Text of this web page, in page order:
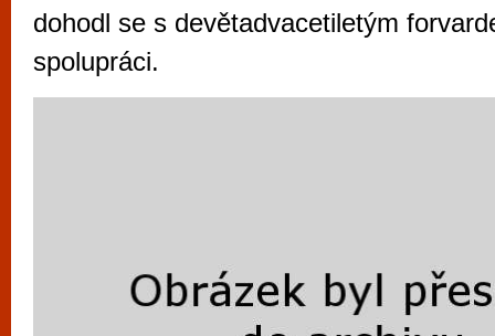
dohodl se s devětadvacetiletým
spolupráci.